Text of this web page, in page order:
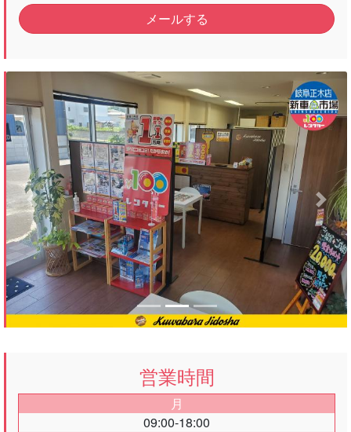
メールする
Previous Next
営業時間
月
09:00-18:00